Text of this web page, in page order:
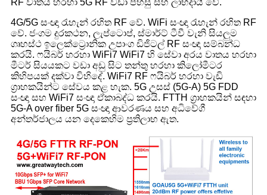
4G/5G සංඥා රැහැන් රහිත RF වේ. WiFi සංඥා රැහැන් රහිත RF
වේ. ජංගම දුරකථන, ලැප්ටොප්, ස්මාර්ට් ටීවී වැනි සියලුම
ගෘහස්ථ ඉලෙක්ට්‍රොනික උපාංග ඩිජිටල් RF සංඥා සම්බන්ධ
කරයි. ෆයිබර් හරහා WiFi7 WiFi7 හි සේවා අරය වාතය හරහා
මීටර් සියයකට වඩා අඩු සිට තන්තු හරහා කිලෝමීටර
කිහිපයක් දක්වා විහිදේ. WiFi7 RF ෆයිබර් හරහා වැඩි
ග්‍රාහකයින්ට සේවය කළ හැක. 5G උසස් (5G-A) 5G FDD
සංඥා සහ WiFi7 සංඥා ඒකාබද්ධ කරයි. FTTH ග්‍රාහකයින් සඳහා
5G-A over fiber 5G සංඥා ආවරණය සහ අධිවේගී
අන්තර්ජාලය යන දෙකෙහිම ප්‍රතිලාභ ඇත.